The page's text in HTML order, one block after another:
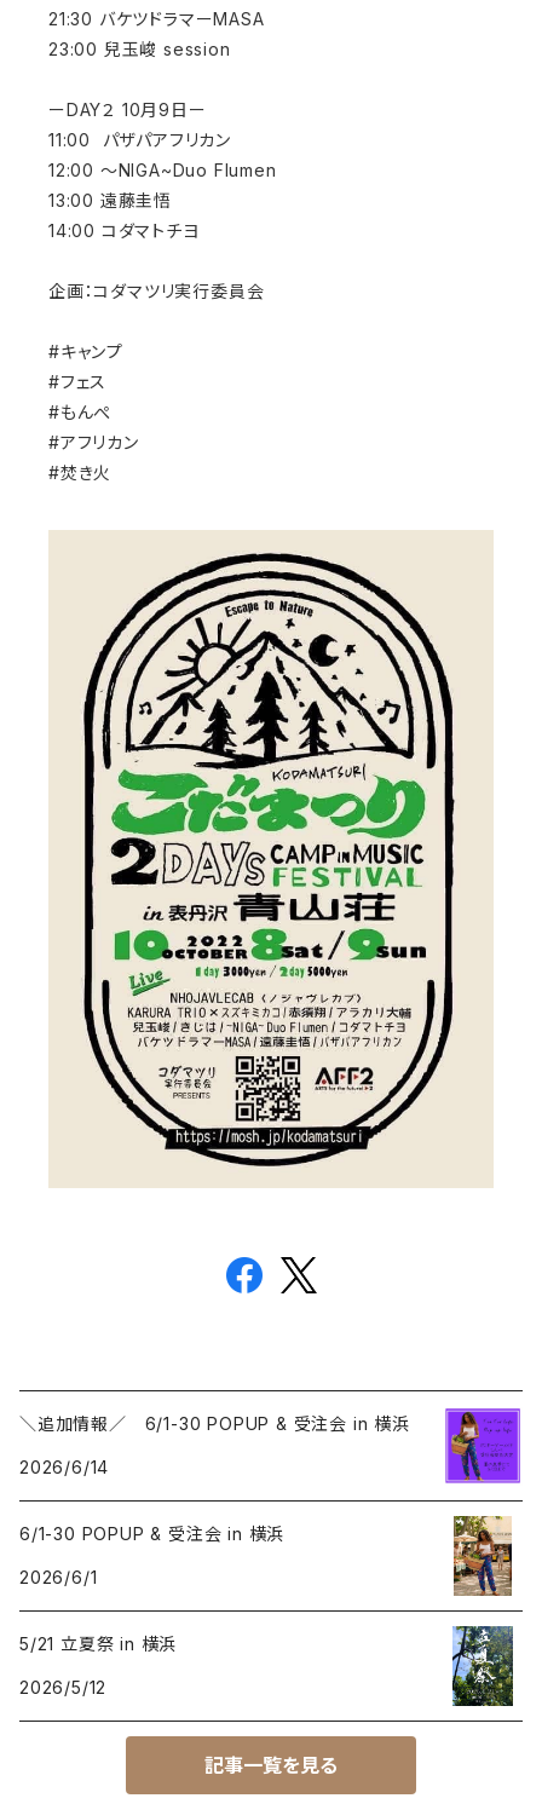
21:30 バケツドラマーMASA
23:00 兒玉峻 session
ーDAY２ 10月9日ー
11:00 パザパアフリカン
12:00 〜NIGA~Duo Flumen
13:00 遠藤圭悟
14:00 コダマトチヨ
企画：コダマツリ実行委員会
#キャンプ
#フェス
#もんぺ
#アフリカン
#焚き火
＼追加情報／ 6/1-30 POPUP & 受注会 in 横浜
2026/6/14
6/1-30 POPUP & 受注会 in 横浜
2026/6/1
5/21 立夏祭 in 横浜
2026/5/12
記事一覧を見る